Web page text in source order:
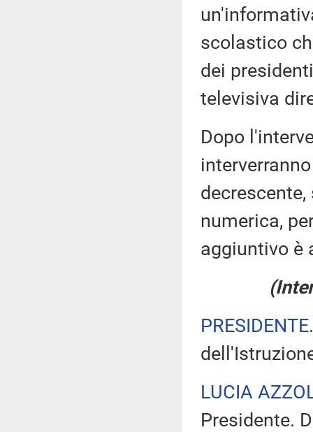
scolastico
dei
televisiva
Dopo
numerica,
aggiuntivo è
PRESIDENTE
LUCIA
Presidente.